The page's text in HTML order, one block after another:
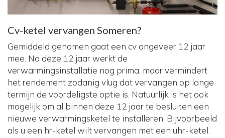
Cv-ketel vervangen Someren?
Gemiddeld genomen gaat een cv ongeveer 12 jaar
mee. Na deze 12 jaar werkt de
verwarmingsinstallatie nog prima, maar vermindert
het rendement zodanig vlug dat vervangen op lange
termijn de voordeligste optie is. Natuurlijk is het ook
mogelijk om al binnen deze 12 jaar te besluiten een
nieuwe verwarmingsketel te installeren. Bijvoorbeeld
als u een hr-ketel wilt vervangen met een uhr-ketel.